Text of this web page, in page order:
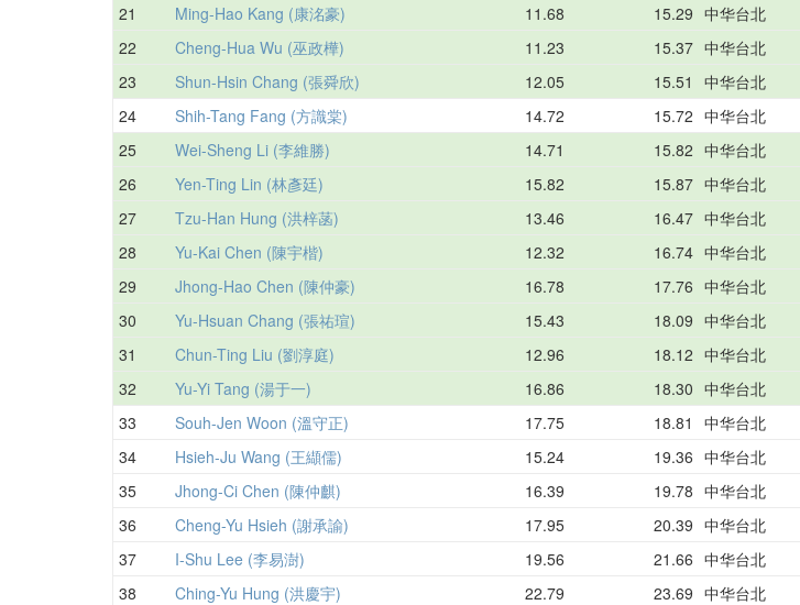
21 Ming-Hao Kang (康洺豪) 11.68 15.29 中华台北
22 Cheng-Hua Wu (巫政樺) 11.23 15.37 中华台北
23 Shun-Hsin Chang (張舜欣) 12.05 15.51 中华台北
24 Shih-Tang Fang (方識棠) 14.72 15.72 中华台北
25 Wei-Sheng Li (李維勝) 14.71 15.82 中华台北
26 Yen-Ting Lin (林彥廷) 15.82 15.87 中华台北
27 Tzu-Han Hung (洪梓菡) 13.46 16.47 中华台北
28 Yu-Kai Chen (陳宇楷) 12.32 16.74 中华台北
29 Jhong-Hao Chen (陳仲豪) 16.78 17.76 中华台北
30 Yu-Hsuan Chang (張祐瑄) 15.43 18.09 中华台北
31 Chun-Ting Liu (劉淳庭) 12.96 18.12 中华台北
32 Yu-Yi Tang (湯于一) 16.86 18.30 中华台北
33 Souh-Jen Woon (溫守正) 17.75 18.81 中华台北
34 Hsieh-Ju Wang (王纈儒) 15.24 19.36 中华台北
35 Jhong-Ci Chen (陳仲麒) 16.39 19.78 中华台北
36 Cheng-Yu Hsieh (謝承諭) 17.95 20.39 中华台北
37 I-Shu Lee (李易澍) 19.56 21.66 中华台北
38 Ching-Yu Hung (洪慶宇) 22.79 23.69 中华台北